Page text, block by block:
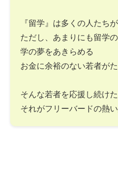
『留学』は多くの人たち
ただし、あまりにも留学
学の夢をあきらめる
お金に余裕のない若者が
そんな若者を応援し続けた
それがフリーバードの熱い